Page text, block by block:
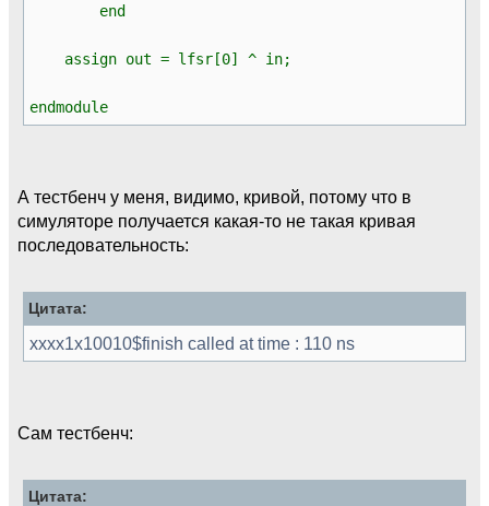
end
assign out = lfsr[0] ^ in;
endmodule
А тестбенч у меня, видимо, кривой, потому что в
симуляторе получается какая-то не такая кривая
последовательность:
Цитата:
xxxx1x10010$finish called at time : 110 ns
Сам тестбенч:
Цитата: